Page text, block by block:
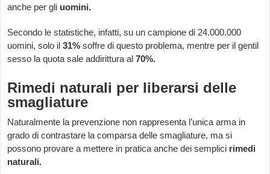
anche per gli uomini.
Secondo le statistiche, infatti, su un campione di 24.000.000
uomini, solo il 31% soffre di questo problema, mentre per il gentil
sesso la quota sale addirittura al 70%.
Rimedi naturali per liberarsi delle
smagliature
Naturalmente la prevenzione non rappresenta l’unica arma in
grado di contrastare la comparsa delle smagliature, ma si
possono provare a mettere in pratica anche dei semplici rimedi
naturali.